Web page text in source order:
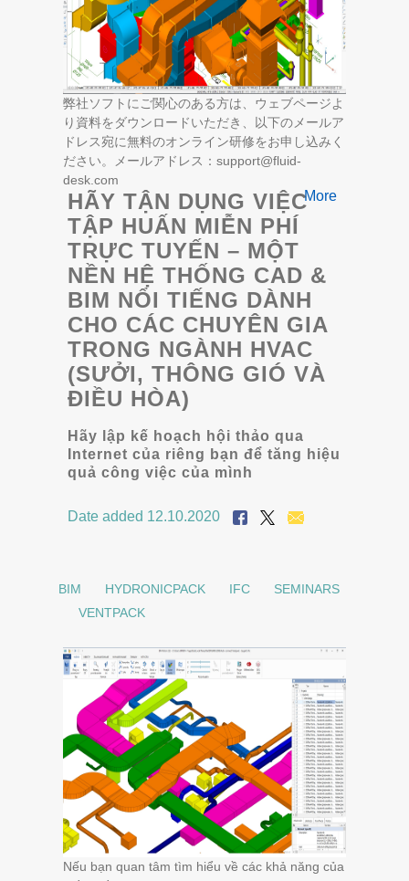
弊社ソフトにご関心のある方は、ウェブページよ
り資料をダウンロードいただき、以下のメールア
ドレス宛に無料のオンライン研修をお申し込みく
ださい。メールアドレス：support@fluid-
desk.com
More
HÃY TẬN DỤNG VIỆC
TẬP HUẤN MIỄN PHÍ
TRỰC TUYẾN – MỘT
NỀN HỆ THỐNG CAD &
BIM NỔI TIẾNG DÀNH
CHO CÁC CHUYÊN GIA
TRONG NGÀNH HVAC
(SƯỞI, THÔNG GIÓ VÀ
ĐIỀU HÒA)
Hãy lập kế hoạch hội thảo qua
Internet của riêng bạn để tăng hiệu
quả công việc của mình
Date added 12.10.2020
BIM HYDRONICPACK IFC
SEMINARS
VENTPACK
Nếu bạn quan tâm tìm hiểu về các khả năng của